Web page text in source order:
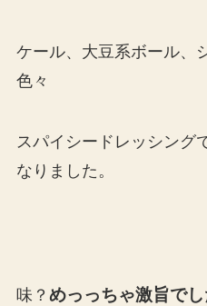
ケール、大豆系ボール、
色々
スパイシードレッシング
なりました。
味？ めっっちゃ激旨で